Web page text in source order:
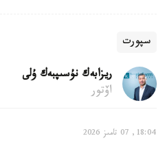
سپورت
ريزابەك نۇسىپبەك ۇلى
اۆتور
18:04, 07 تامىز 2026